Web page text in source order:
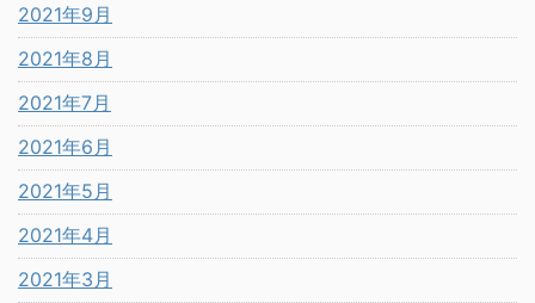
2021年9月
2021年8月
2021年7月
2021年6月
2021年5月
2021年4月
2021年3月